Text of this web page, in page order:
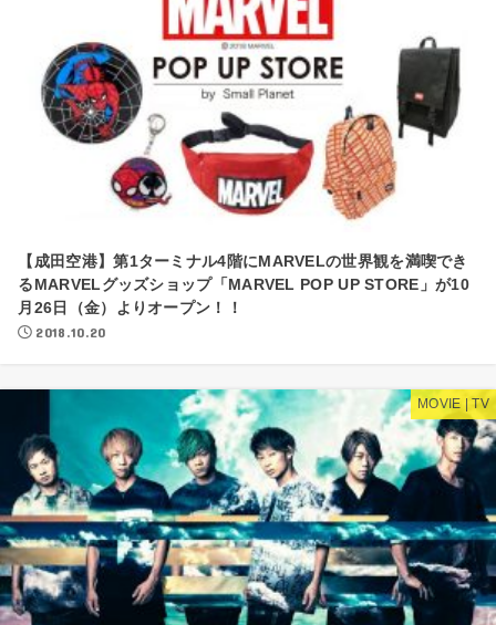
【成田空港】第1ターミナル4階にMARVELの世界観を満喫でき
るMARVELグッズショップ「MARVEL POP UP STORE」が10
月26日（金）よりオープン！！
2018.10.20
MOVIE | TV